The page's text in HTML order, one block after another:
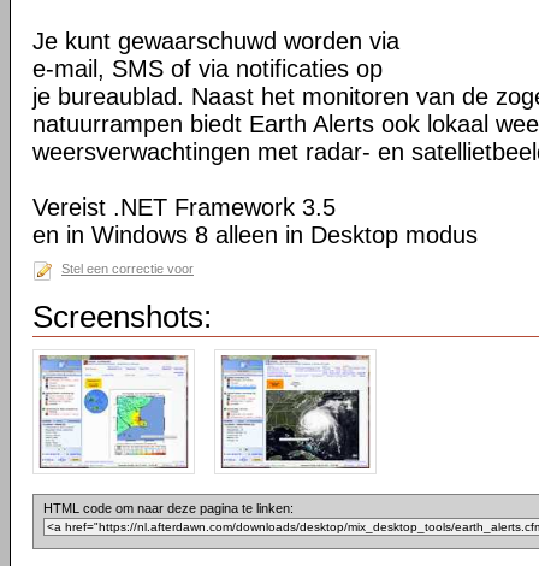
Je kunt gewaarschuwd worden via
e-mail, SMS of via notificaties op
je bureaublad. Naast het monitoren van de
natuurrampen biedt Earth Alerts ook lokaal
weersverwachtingen met radar- en
Vereist .NET Framework 3.5
en in Windows 8 alleen in Desktop modus
Stel een correctie voor
Screenshots:
HTML code om naar deze pagina te linken: